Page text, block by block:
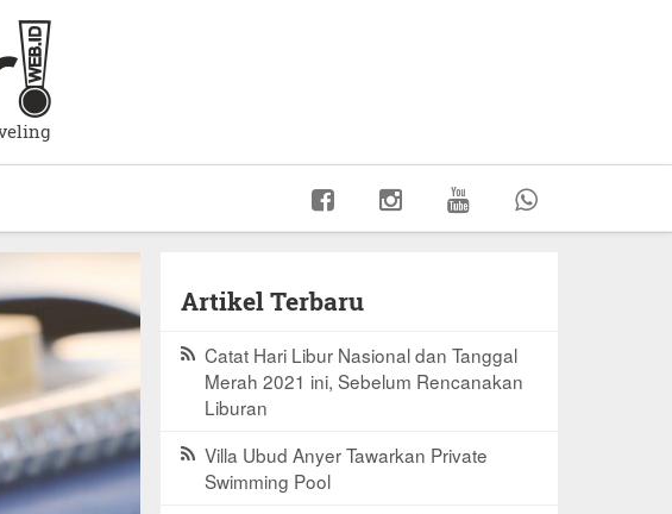
Artikel Terbaru
Catat Hari Libur Nasional dan Tanggal
Merah 2021 ini, Sebelum Rencanakan
Liburan
Villa Ubud Anyer Tawarkan Private
Swimming Pool